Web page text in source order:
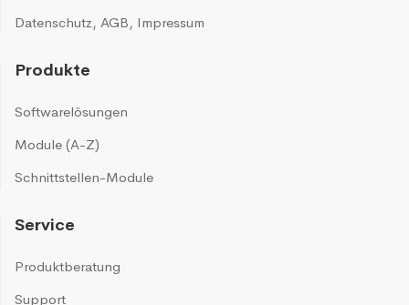
Datenschutz, AGB, Impressum
Produkte
Softwarelösungen
Module (A-Z)
Schnittstellen-Module
Service
Produktberatung
Support